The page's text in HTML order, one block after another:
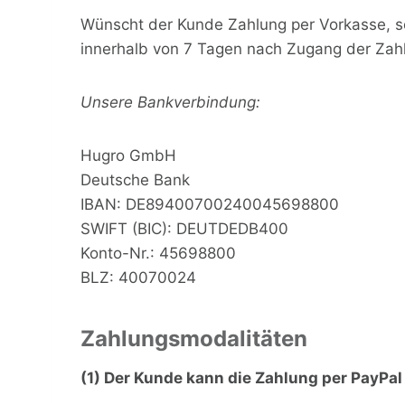
Wünscht der Kunde Zahlung per
innerhalb von 7 Tagen nach Zugang der
Unsere Bankverbindung:
Hugro GmbH
Deutsche Bank
IBAN: DE89400700240045698800
SWIFT (BIC): DEUTDEDB400
Konto-Nr.: 45698800
BLZ: 40070024
Zahlungsmodalitäten
(1) Der Kunde kann die Zahlung per